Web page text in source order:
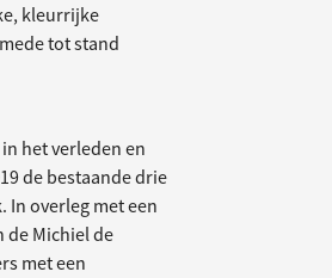
kleurrijke
tot stand
het verleden en
de bestaande drie
overleg met een
de Michiel de
met een